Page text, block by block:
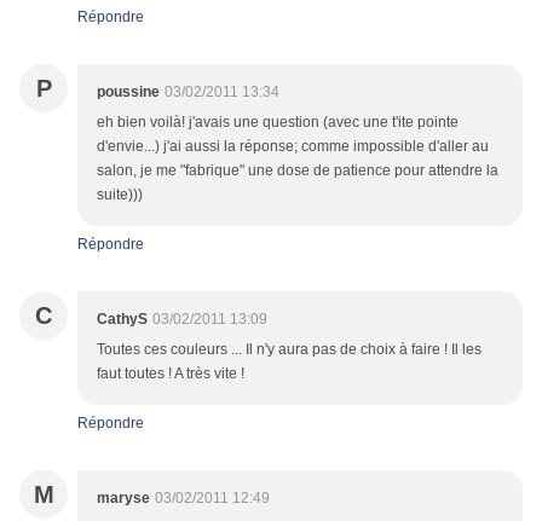
Répondre
P poussine 03/02/2011 13:34
eh bien voilà! j'avais une question (avec une t'ite pointe
d'envie...) j'ai aussi la réponse; comme impossible d'aller au
salon, je me "fabrique" une dose de patience pour attendre la
suite)))
Répondre
C CathyS 03/02/2011 13:09
Toutes ces couleurs ... Il n'y aura pas de choix à faire ! Il les
faut toutes ! A très vite !
Répondre
M maryse 03/02/2011 12:49